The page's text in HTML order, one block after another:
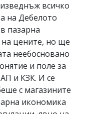
всичко
на Дебелото
пазарна
цените, но ще
неебосновано
и поле за
и КЗК. И се
с магазините
икономика